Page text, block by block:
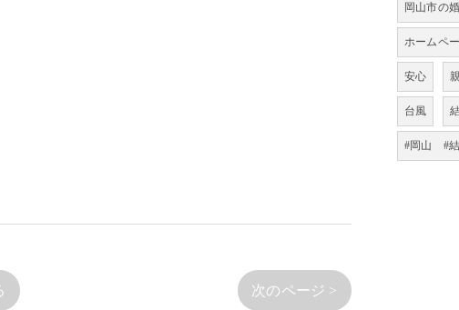
次のページ >
岡山市の
ホームペ
安心
台風
#岡山 #